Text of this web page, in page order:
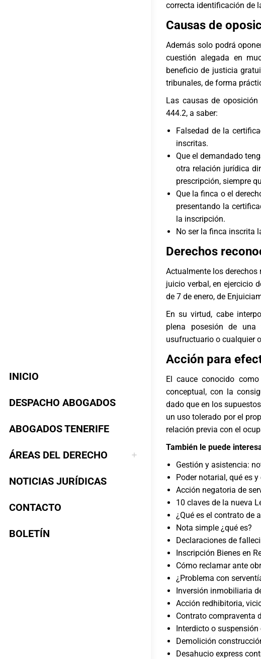
INICIO
DESPACHO ABOGADOS
ABOGADOS TENERIFE
ÁREAS DEL DERECHO
NOTICIAS JURÍDICAS
CONTACTO
BOLETÍN
correcta identificación de
Causas de
Además solo podrá
cuestión alegada en
beneficio de justicia
tribunales, de forma
Las causas de
444.2, a saber:
Falsedad de la
inscritas.
Que el demandado
otra relación jurídica
prescripción, siempre
Que la finca o el
presentando la
la inscripción.
No ser la finca inscrita
Derechos
Actualmente los derechos
juicio verbal, en ejercicio
de 7 de enero, de
En su virtud, cabe
plena posesión de
usufructuario o cualquier
Acción para
El cauce conocido como
conceptual, con la
dado que en los
un uso tolerado por el
relación previa con el
También le puede
Gestión y asistencia:
Poder notarial, qué es
Acción negatoria de
10 claves de la nueva
¿Qué es el contrato de
Nota simple ¿qué es?
Declaraciones de
Inscripción Bienes en
Cómo reclamar ante
¿Problema con
Inversión inmobiliaria
Acción redhibitoria,
Contrato compraventa
Interdicto o suspensión
Demolición
Desahucio express